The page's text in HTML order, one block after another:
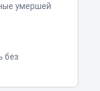
умершей
без